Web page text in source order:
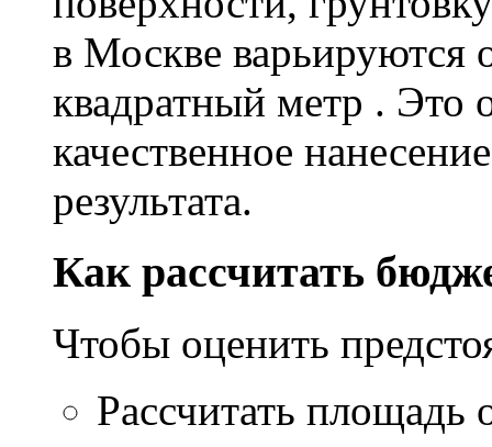
в Москве варьируются
квадратный метр . Это
качественное
результата.
Как рассчитать
Чтобы оценить
Рассчитать площадь